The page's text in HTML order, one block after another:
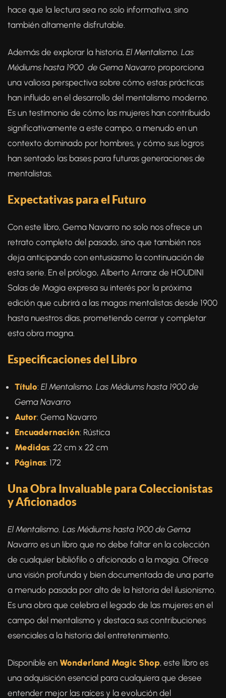
hace que la lectura sea no solo informativa, sino
también altamente disfrutable.
Además de explorar la historia, El Mentalismo. Las
Médiums hasta 1900 de Gema Navarro proporciona
una valiosa perspectiva sobre cómo estas prácticas
han influido en el desarrollo del mentalismo moderno.
Es un testimonio de cómo las mujeres han contribuido
significativamente a este campo, a menudo en un
contexto dominado por hombres, y cómo sus logros
han sentado las bases para futuras generaciones de
mentalistas.
Expectativas para el Futuro
Con este libro, Gema Navarro no solo nos ofrece un
retrato completo del pasado, sino que también nos
deja anticipando con entusiasmo la continuación de
esta serie. En el prólogo, Alberto Arranz de HOUDINI
Salas de Magia expresa su interés por la próxima
edición que cubrirá a las magas mentalistas desde 1900
hasta nuestros días, prometiendo cerrar y completar
esta obra magna.
Especificaciones del Libro
Título: El Mentalismo. Las Médiums hasta 1900 de
Gema Navarro
Autor: Gema Navarro
Encuadernación: Rústica
Medidas: 22 cm x 22 cm
Páginas: 172
Una Obra Invaluable para Coleccionistas
y Aficionados
El Mentalismo. Las Médiums hasta 1900 de Gema
Navarro es un libro que no debe faltar en la colección
de cualquier bibliófilo o aficionado a la magia. Ofrece
una visión profunda y bien documentada de una parte
a menudo pasada por alto de la historia del ilusionismo.
Es una obra que celebra el legado de las mujeres en el
campo del mentalismo y destaca sus contribuciones
esenciales a la historia del entretenimiento.
Disponible en Wonderland Magic Shop, este libro es
una adquisición esencial para cualquiera que desee
entender mejor las raíces y la evolución del